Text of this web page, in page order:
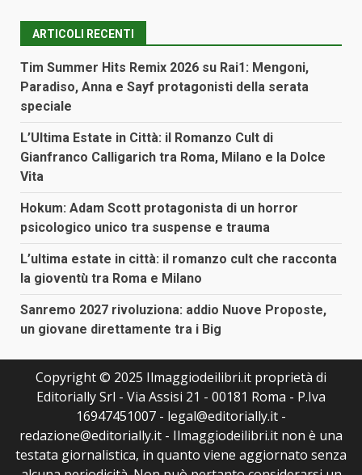
ARTICOLI RECENTI
Tim Summer Hits Remix 2026 su Rai1: Mengoni,
Paradiso, Anna e Sayf protagonisti della serata
speciale
L’Ultima Estate in Città: il Romanzo Cult di
Gianfranco Calligarich tra Roma, Milano e la Dolce
Vita
Hokum: Adam Scott protagonista di un horror
psicologico unico tra suspense e trauma
L’ultima estate in città: il romanzo cult che racconta
la gioventù tra Roma e Milano
Sanremo 2027 rivoluziona: addio Nuove Proposte,
un giovane direttamente tra i Big
Copyright © 2025 Ilmaggiodeilibri.it proprietà di
Editorially Srl - Via Assisi 21 - 00181 Roma - P.Iva
16947451007 - legal@editorially.it -
redazione@editorially.it - Ilmaggiodeilibri.it non è una
testata giornalistica, in quanto viene aggiornato senza